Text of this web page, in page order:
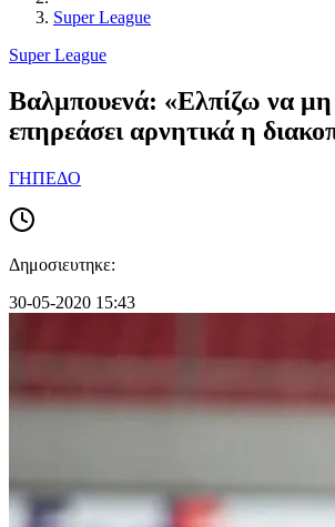
Super League
Super League
Βαλμπουενά: «Ελπίζω να
επηρεάσει αρνητικά η
ΓΗΠΕΔΟ
Δημοσιευτηκε:
30-05-2020 15:43